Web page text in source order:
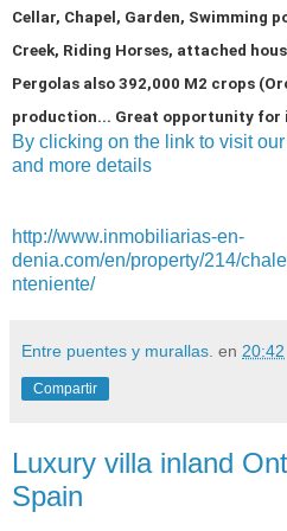
Cellar, Chapel, Garden, Swimming
Creek, Riding Horses, attached
Pergolas also 392,000 M2 crops
production... Great opportunity for
By clicking on the link to visit
and more details
http://www.inmobiliarias-en-
denia.com/en/property/214/
nteniente/
Entre puentes y murallas. en 20:42
Compartir
Luxury villa inland
Spain